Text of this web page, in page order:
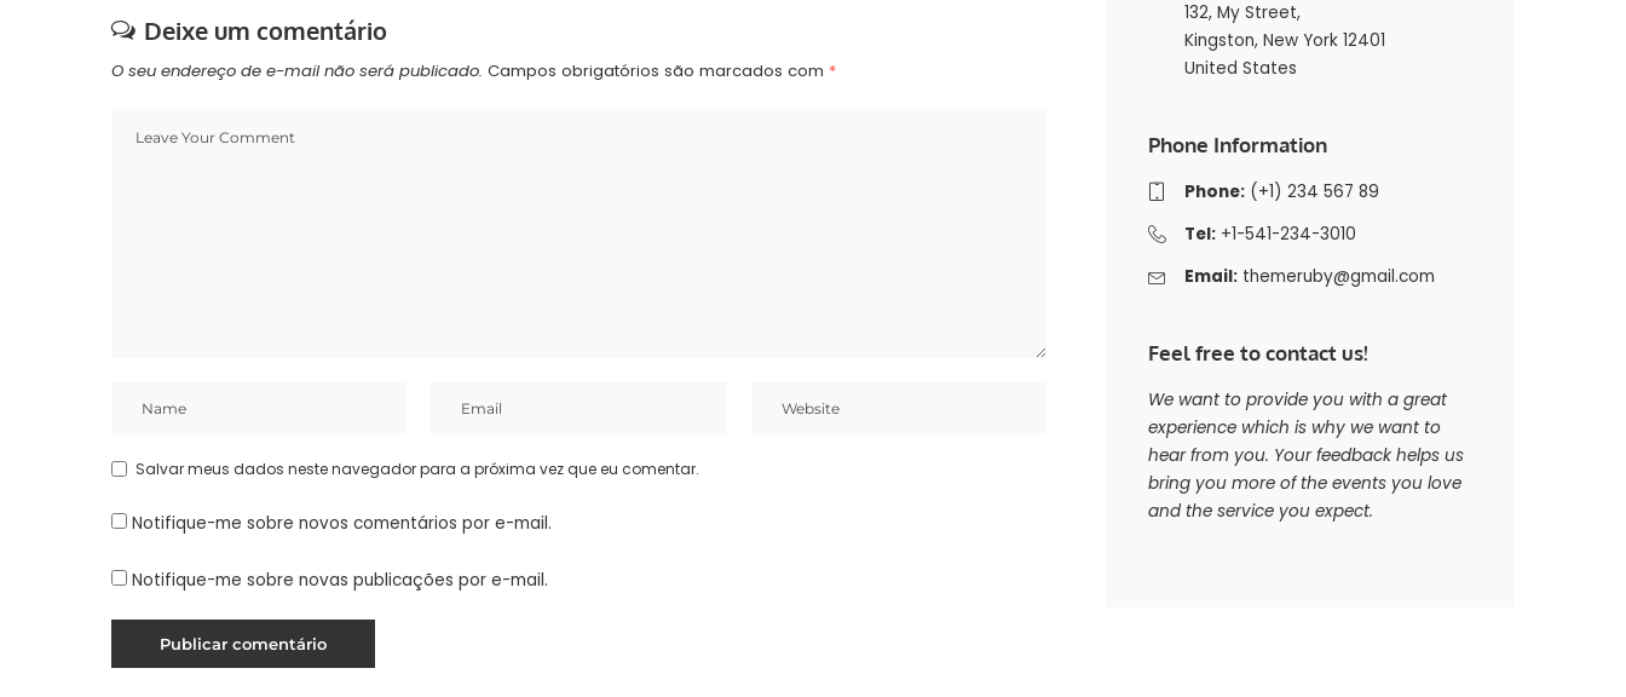
Deixe um comentário
O seu endereço de e-mail não será publicado. Campos obrigatórios são marcados com *
Salvar meus dados neste navegador para a próxima vez que eu comentar.
Notifique-me sobre novos comentários por e-mail.
Notifique-me sobre novas publicações por e-mail.
132, My Street,
Kingston, New York 12401
United States
Phone Information
Phone:(+1) 234 567 89
Tel:+1-541-234-3010
Email: themeruby@gmail.com
Feel free to contact us!
We want to provide you with a great
experience which is why we want to
hear from you. Your feedback helps us
bring you more of the events you love
and the service you expect.